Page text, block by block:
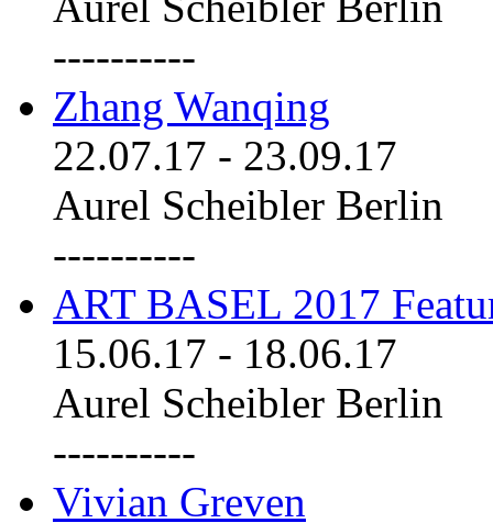
----------
Zhang Wanqing
22.07.17 - 23.09.17
Aurel Scheibler Berlin
----------
ART BASEL 2017
15.06.17 - 18.06.17
Aurel Scheibler Berlin
----------
Vivian Greven